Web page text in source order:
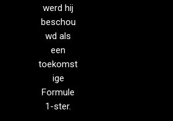
werd hij
beschou
wd als
een
toekomst
ige
Formule
1-ster.